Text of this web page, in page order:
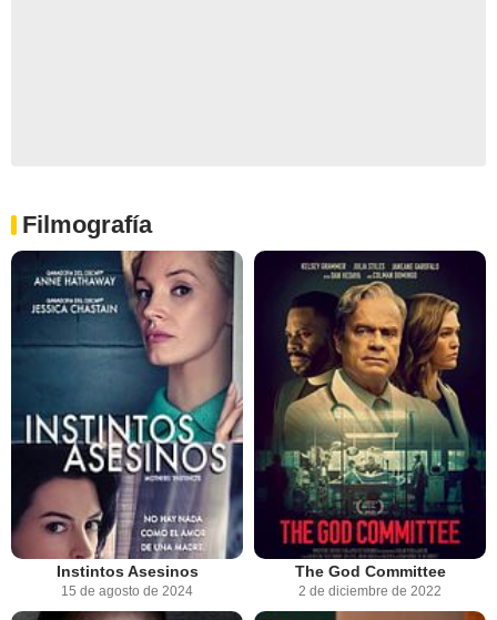
Filmografía
Instintos Asesinos
15 de agosto de 2024
The God Committee
2 de diciembre de 2022